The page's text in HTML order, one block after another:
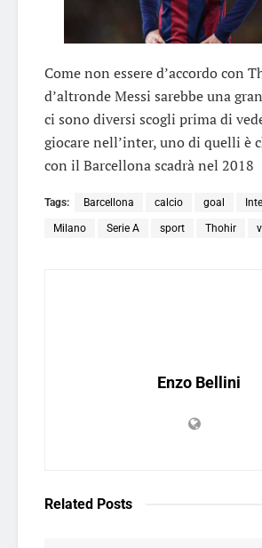
Come non essere d’accordo con
d’altronde Messi sarebbe una
ci sono diversi scogli prima di
giocare nell’inter, uno di quelli è
con il Barcellona scadrà nel 2018
Tags: Barcellona calcio goal
Milano Serie A sport Thohir
Enzo Bellini
Related Posts